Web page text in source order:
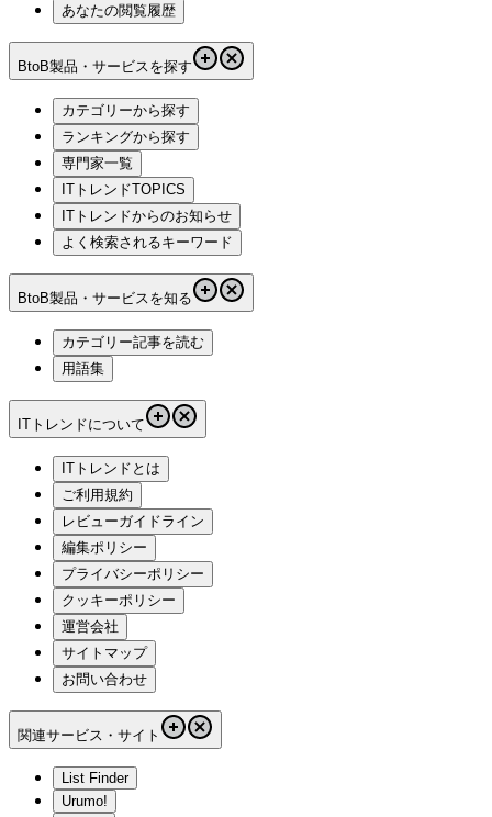
あなたの閲覧履歴
BtoB製品・サービスを探す
カテゴリーから探す
ランキングから探す
専門家一覧
ITトレンドTOPICS
ITトレンドからのお知らせ
よく検索されるキーワード
BtoB製品・サービスを知る
カテゴリー記事を読む
用語集
ITトレンドについて
ITトレンドとは
ご利用規約
レビューガイドライン
編集ポリシー
プライバシーポリシー
クッキーポリシー
運営会社
サイトマップ
お問い合わせ
関連サービス・サイト
List Finder
Urumo!